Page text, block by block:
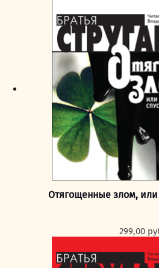
Отягощенные злом, или
299,00